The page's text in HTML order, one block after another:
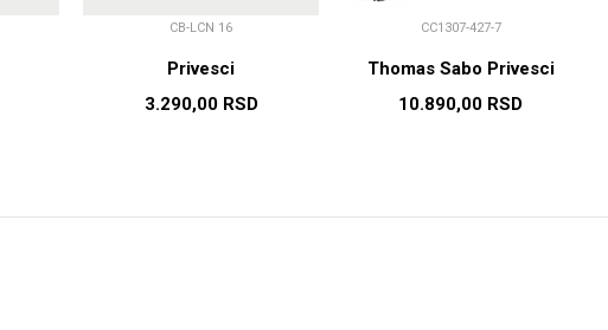
CB-LCN 16
Privesci
3.290,00 RSD
CC1307-427-7
Thomas Sabo Privesci
10.890,00 RSD